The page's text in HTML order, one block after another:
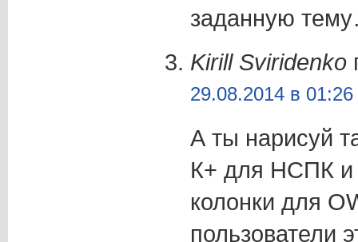
заданную
Kirill Sviridenko
29.08.2014 в 01:26
А ты нарисуй
К+ для НСПК и
колонки для
пользователи